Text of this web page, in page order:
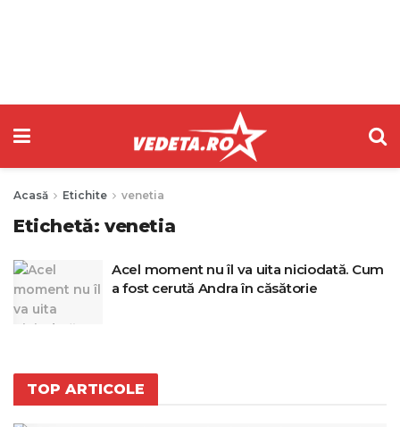
Acasă Etichite venetia
Etichetă: venetia
Acel moment nu îl va uita niciodată. Cum
a fost cerută Andra în căsătorie
TOP ARTICOLE